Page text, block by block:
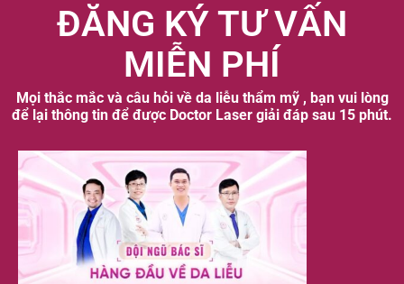
ĐĂNG KÝ TƯ VẤN
MIỄN PHÍ
Mọi thắc mắc và câu hỏi về da liễu thẩm mỹ , bạn vui lòng
để lại thông tin để được Doctor Laser giải đáp sau 15 phút.